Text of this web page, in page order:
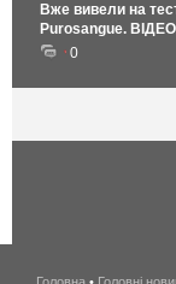
Вже вивели на
Purosangue. ВІДЕО
0